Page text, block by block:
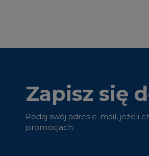
Zapisz się
Podaj swój adres e-mail, jeżeli
promocjach.